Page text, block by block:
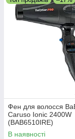
Фен для волосся
Caruso Ionic 2400W
(BAB6510IRE)
В наявності